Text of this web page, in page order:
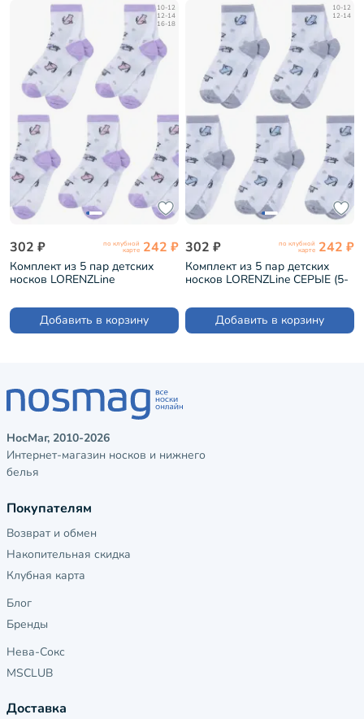
10-12
12-14
16-18
302 ₽ по клубной
карте 242 ₽
Комплект из 5 пар детских
носков LORENZLine
Добавить в корзину
10-12
12-14
302 ₽ по клубной
карте 242 ₽
Комплект из 5 пар детских
носков LORENZLine СЕРЫЕ (5-
Добавить в корзину
НосМаг, 2010-2026
Интернет-магазин носков и нижнего
белья
Покупателям
Возврат и обмен
Накопительная скидка
Клубная карта
Блог
Бренды
Нева-Сокс
MSCLUB
Доставка